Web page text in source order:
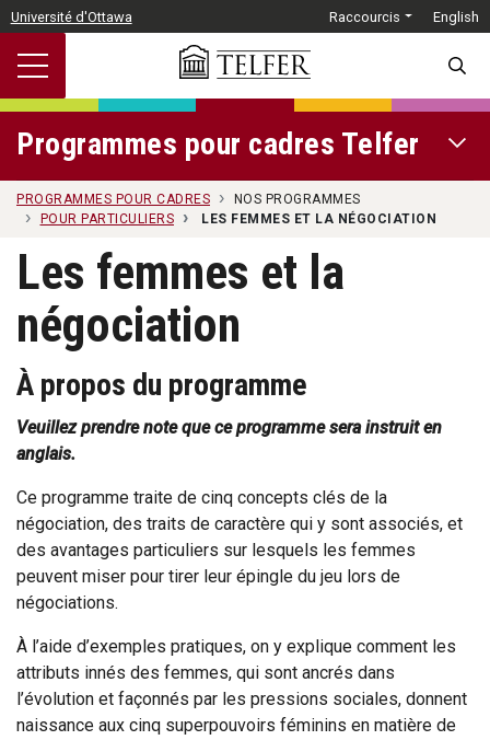
Passer au contenu principal
Université d'Ottawa Raccourcis English
Programmes pour cadres Telfer
PROGRAMMES POUR CADRES
NOS PROGRAMMES
POUR PARTICULIERS
LES FEMMES ET LA NÉGOCIATION
Les femmes et la
négociation
À propos du programme
Veuillez prendre note que ce programme sera instruit en
anglais.
Ce programme traite de cinq concepts clés de la
négociation, des traits de caractère qui y sont associés, et
des avantages particuliers sur lesquels les femmes
peuvent miser pour tirer leur épingle du jeu lors de
négociations.
À l’aide d’exemples pratiques, on y explique comment les
attributs innés des femmes, qui sont ancrés dans
l’évolution et façonnés par les pressions sociales, donnent
naissance aux cinq superpouvoirs féminins en matière de